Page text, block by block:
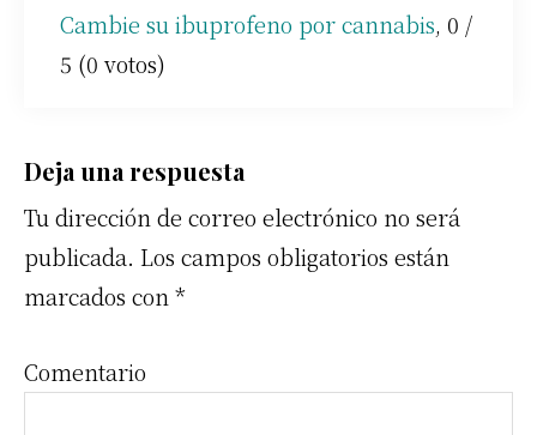
Cambie su ibuprofeno por cannabis, 0 /
5 (0 votos)
Interacciones
con
los
lectores
Deja una respuesta
Tu dirección de correo electrónico no será
publicada. Los campos obligatorios están
marcados con*
Comentario